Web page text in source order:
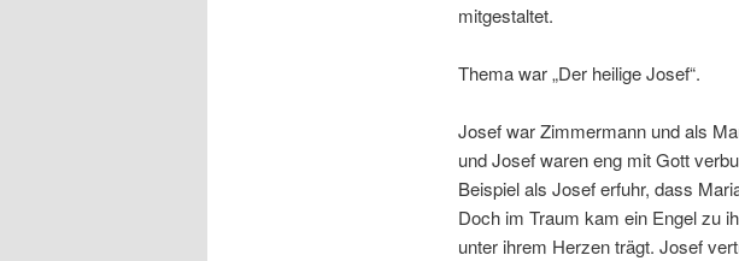
mitgestaltet.
Thema war „Der heilige Josef“.
Josef war Zimmermann und als
und Josef waren eng mit Gott
Beispiel als Josef erfuhr, dass
Doch im Traum kam ein Engel zu
unter ihrem Herzen trägt. Josef